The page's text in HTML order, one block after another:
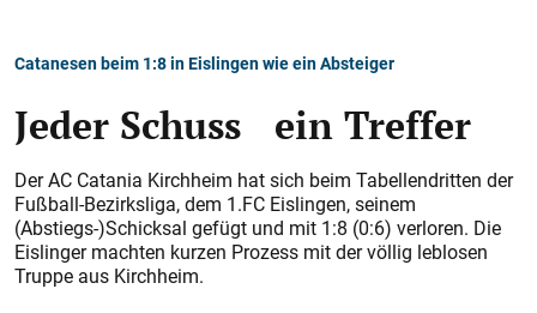
Catanesen beim 1:8 in Eislingen wie ein Absteiger
Jeder Schuss ein Treffer
Der AC Catania Kirchheim hat sich beim Tabellendritten der
Fußball-Bezirksliga, dem 1.FC Eislingen, seinem
(Abstiegs-)Schicksal gefügt und mit 1:8 (0:6) verloren. Die
Eislinger machten kurzen Prozess mit der völlig leblosen
Truppe aus Kirchheim.